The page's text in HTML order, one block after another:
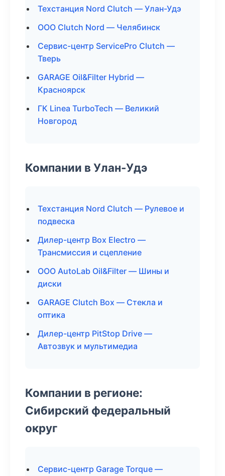
Техстанция Nord Clutch — Улан-Удэ
ООО Clutch Nord — Челябинск
Сервис-центр ServicePro Clutch —
Тверь
GARAGE Oil&Filter Hybrid —
Красноярск
ГК Linea TurboTech — Великий
Новгород
Компании в Улан-Удэ
Техстанция Nord Clutch — Рулевое и
подвеска
Дилер-центр Box Electro —
Трансмиссия и сцепление
ООО AutoLab Oil&Filter — Шины и
диски
GARAGE Clutch Box — Стекла и
оптика
Дилер-центр PitStop Drive —
Автозвук и мультимедиа
Компании в регионе:
Сибирский федеральный
округ
Сервис-центр Garage Torque —